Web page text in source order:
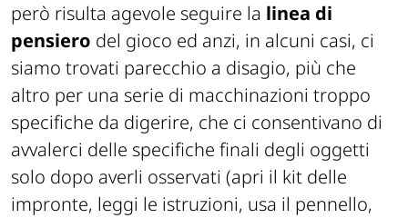
però risulta agevole seguire la linea di
pensiero del gioco ed anzi, in alcuni casi, ci
siamo trovati parecchio a disagio, più che
altro per una serie di macchinazioni troppo
specifiche da digerire, che ci consentivano di
avvalerci delle specifiche finali degli oggetti
solo dopo averli osservati (apri il kit delle
impronte, leggi le istruzioni, usa il pennello,